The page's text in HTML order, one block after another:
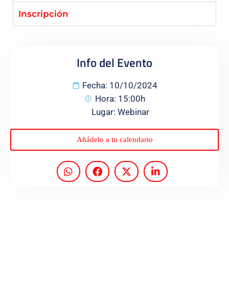
Programas
Inscripción
Info del Evento
Fecha: 10/10/2024
Hora: 15:00h
Lugar: Webinar
Añádelo a tu calendario